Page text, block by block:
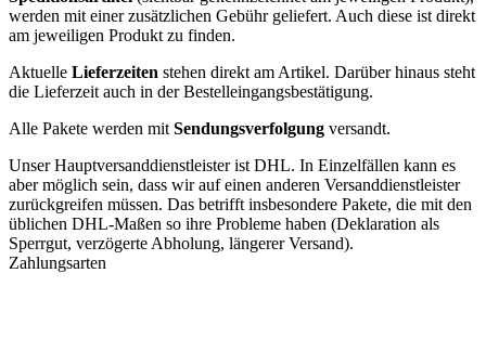
werden mit einer zusätzlichen Gebühr geliefert. Auch diese ist direkt
am jeweiligen Produkt zu finden.
Aktuelle Lieferzeiten stehen direkt am Artikel. Darüber hinaus steht
die Lieferzeit auch in der Bestelleingangsbestätigung.
Alle Pakete werden mit Sendungsverfolgung versandt.
Unser Hauptversanddienstleister ist DHL. In Einzelfällen kann es
aber möglich sein, dass wir auf einen anderen Versanddienstleister
zurückgreifen müssen. Das betrifft insbesondere Pakete, die mit den
üblichen DHL-Maßen so ihre Probleme haben (Deklaration als
Sperrgut, verzögerte Abholung, längerer Versand).
Zahlungsarten